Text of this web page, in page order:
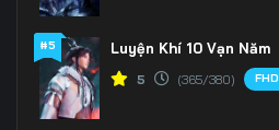
#5 Luyện Khí 10 Vạn Năm
5 (365/380) FHD